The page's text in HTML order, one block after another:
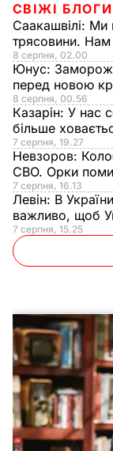
СВІЖІ БЛОГИ
Саакашвілі: Ми
трясовини.
8 серпня, 02.00
Юнус:
перед новою
8 серпня, 00.56
Казарін: У нас
більше
7 серпня, 19.27
Невзоров:
СВО. Орки
7 серпня, 16.13
Левін: В
важливо, щоб
7 серпня, 15.25